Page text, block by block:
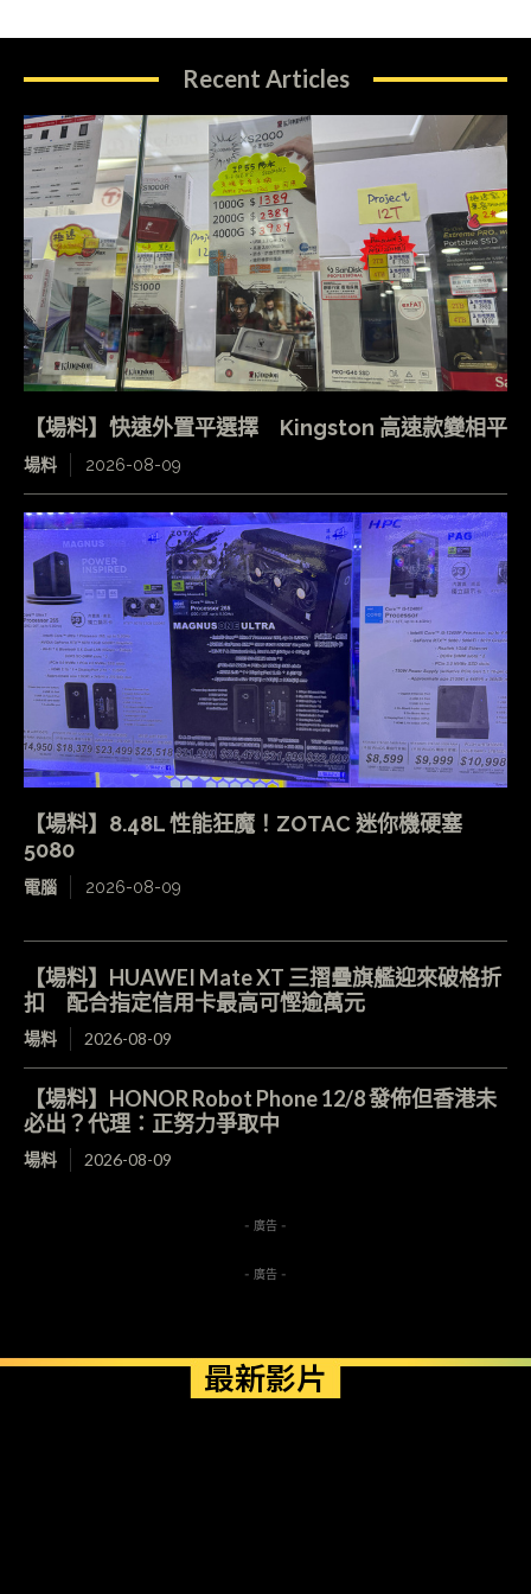
Recent Articles
【場料】快速外置平選擇 Kingston 高速款變相平
場料 2026-08-09
【場料】8.48L 性能狂魔！ZOTAC 迷你機硬塞
5080
電腦 2026-08-09
【場料】HUAWEI Mate XT 三摺疊旗艦迎來破格折
扣 配合指定信用卡最高可慳逾萬元
場料 2026-08-09
【場料】HONOR Robot Phone 12/8 發佈但香港未
必出？代理：正努力爭取中
場料 2026-08-09
- 廣告 -
- 廣告 -
最新影片